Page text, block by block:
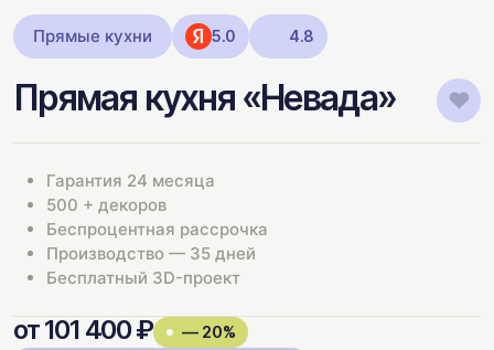
Прямые кухни 5.0 4.8
Прямая кухня «Невада»
Гарантия 24 месяца
500 + декоров
Беспроцентная рассрочка
Производство — 35 дней
Бесплатный 3D-проект
от 101 400 ₽
— 20%